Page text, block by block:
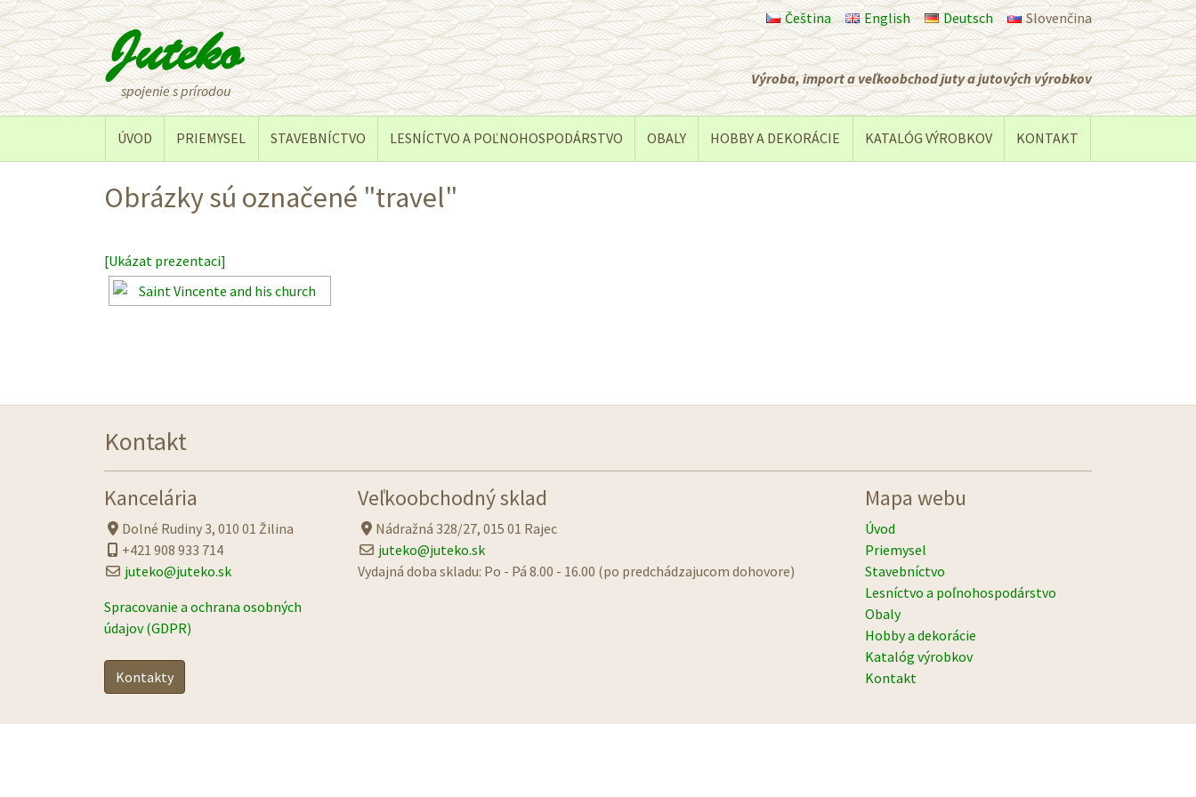
Čeština English Deutsch Slovenčina
spojenie s prírodou
Výroba, import a veľkoobchod juty a jutových výrobkov
ÚVOD PRIEMYSEL STAVEBNÍCTVO LESNÍCTVO A POĽNOHOSPODÁRSTVO OBALY HOBBY A DEKORÁCIE KATALÓG VÝROBKOV KONTAKT
Obrázky sú označené "travel"
[Ukázat prezentaci]
Kontakt
Kancelária
Dolné Rudiny 3, 010 01 Žilina
+421 908 933 714
juteko@juteko.sk
Spracovanie a ochrana osobných
údajov (GDPR)
Kontakty
Veľkoobchodný sklad
Nádražná 328/27, 015 01 Rajec
juteko@juteko.sk
Vydajná doba skladu: Po - Pá 8.00 - 16.00 (po predchádzajucom dohovore)
Mapa webu
Úvod
Priemysel
Stavebníctvo
Lesníctvo a poľnohospodárstvo
Obaly
Hobby a dekorácie
Katalóg výrobkov
Kontakt